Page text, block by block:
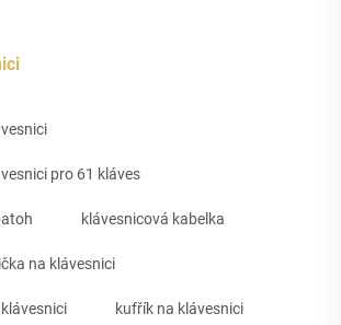
pro 61 kláves
klávesnicová kabelka
na klávesnici
kufřík na klávesnici